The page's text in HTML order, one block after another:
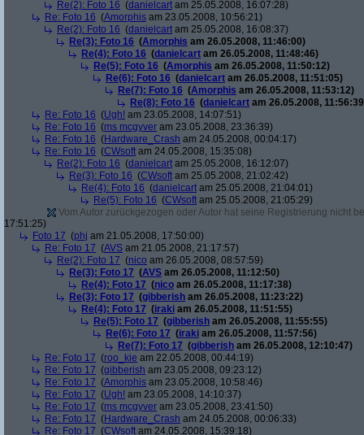
Re(2): Foto 16 (danielcart am 25.05.2008, 16:07:28)
Re: Foto 16 (Amorphis am 23.05.2008, 10:56:21)
Re(2): Foto 16 (danielcart am 25.05.2008, 16:08:37)
Re(3): Foto 16 (Amorphis am 26.05.2008, 11:46:00)
Re(4): Foto 16 (danielcart am 26.05.2008, 11:48:46)
Re(5): Foto 16 (Amorphis am 26.05.2008, 11:50:12)
Re(6): Foto 16 (danielcart am 26.05.2008, 11:51:05)
Re(7): Foto 16 (Amorphis am 26.05.2008, 11:53:12)
Re(8): Foto 16 (danielcart am 26.05.2008,
Re: Foto 16 (Ugh! am 23.05.2008, 14:07:51)
Re: Foto 16 (ms mcgyver am 23.05.2008, 23:36:39)
Re: Foto 16 (Hardware_Crash am 24.05.2008, 00:04:17)
Re: Foto 16 (CWsoft am 24.05.2008, 15:35:08)
Re(2): Foto 16 (danielcart am 25.05.2008, 16:12:07)
Re(3): Foto 16 (CWsoft am 25.05.2008, 21:02:42)
Re(4): Foto 16 (danielcart am 25.05.2008, 21:04:01)
Re(5): Foto 16 (CWsoft am 25.05.2008, 21:05:29)
Vom Autor zurückgezogen oder Autor hat seine Registrierung nicht
17:51:25)
Foto 17 (phj am 21.05.2008, 17:50:00)
Re: Foto 17 (AVS am 21.05.2008, 21:17:57)
Re(2): Foto 17 (nico am 26.05.2008, 08:57:59)
Re(3): Foto 17 (AVS am 26.05.2008, 11:12:50)
Re(4): Foto 17 (nico am 26.05.2008, 11:17:38)
Re(3): Foto 17 (gibberish am 26.05.2008, 11:23:22)
Re(4): Foto 17 (iraki am 26.05.2008, 11:51:55)
Re(5): Foto 17 (gibberish am 26.05.2008, 11:55:55)
Re(6): Foto 17 (iraki am 26.05.2008, 11:57:56)
Re(7): Foto 17 (gibberish am 26.05.2008, 12:10:47)
Re: Foto 17 (roo_kie am 22.05.2008, 00:44:19)
Re: Foto 17 (gibberish am 23.05.2008, 09:23:12)
Re: Foto 17 (Amorphis am 23.05.2008, 10:58:46)
Re: Foto 17 (Ugh! am 23.05.2008, 14:10:37)
Re: Foto 17 (ms mcgyver am 23.05.2008, 23:41:50)
Re: Foto 17 (Hardware_Crash am 24.05.2008, 00:06:33)
Re: Foto 17 (CWsoft am 24.05.2008, 15:39:18)